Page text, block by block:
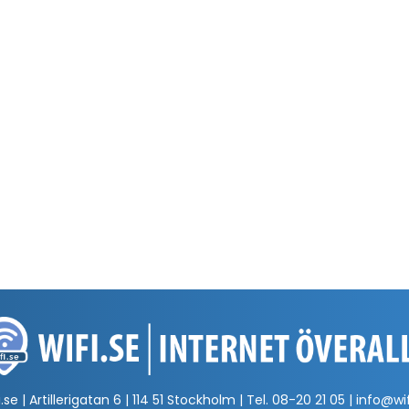
| Artillerigatan 6 | 114 51 Stockholm | Tel. 08-20 21 05 |